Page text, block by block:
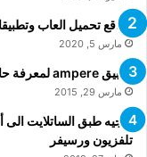
مواقع تحميل العاب
مارس 5, 2020
تطبيق ampere لمعرفة حالة البطارية و سرعة الشحن
مارس 29, 2015
توجيه طبق الساتلايت
تلفزيون ورسيفر